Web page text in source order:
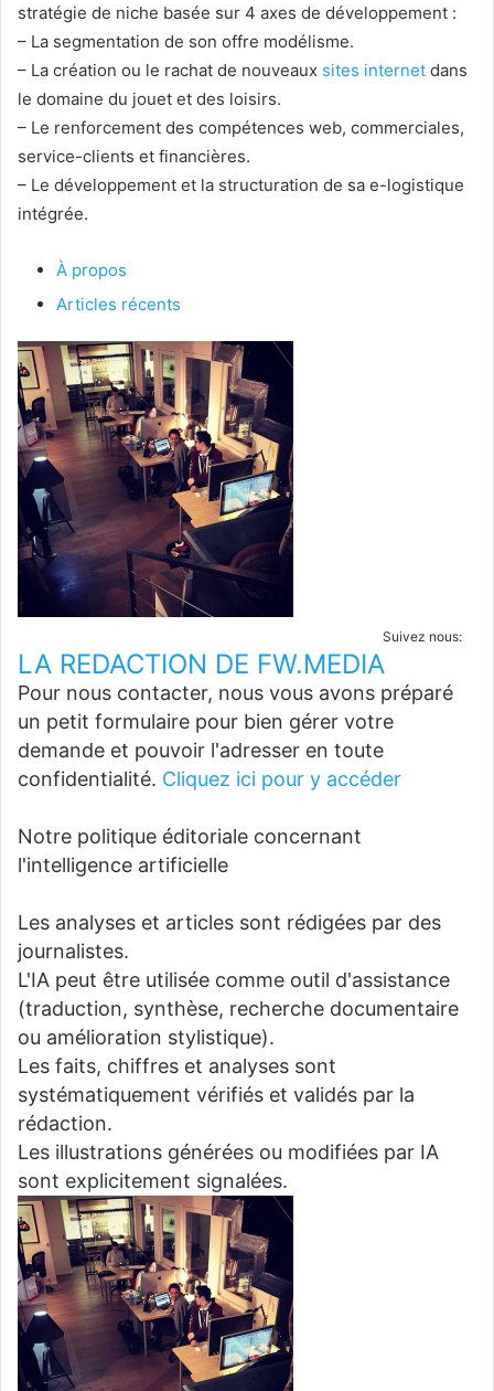
stratégie de niche basée sur 4 axes de développement :
– La segmentation de son offre modélisme.
– La création ou le rachat de nouveaux sites internet dans
le domaine du jouet et des loisirs.
– Le renforcement des compétences web, commerciales,
service-clients et financières.
– Le développement et la structuration de sa e-logistique
intégrée.
À propos
Articles récents
Suivez nous:
LA REDACTION DE FW.MEDIA
Pour nous contacter, nous vous avons préparé
un petit formulaire pour bien gérer votre
demande et pouvoir l'adresser en toute
confidentialité. Cliquez ici pour y accéder
Notre politique éditoriale concernant
l'intelligence artificielle
Les analyses et articles sont rédigées par des
journalistes.
L'IA peut être utilisée comme outil d'assistance
(traduction, synthèse, recherche documentaire
ou amélioration stylistique).
Les faits, chiffres et analyses sont
systématiquement vérifiés et validés par la
rédaction.
Les illustrations générées ou modifiées par IA
sont explicitement signalées.